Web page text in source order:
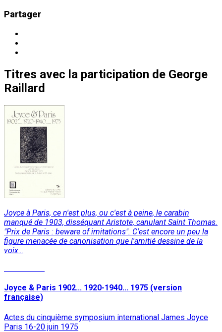
Partager
Titres avec la participation de George
Raillard
Joyce à Paris, ce n'est plus, ou c'est à peine, le carabin
manqué de 1903, disséquant Aristote, canulant Saint Thomas.
"Prix de Paris : beware of imitations". C'est encore un peu la
figure menacée de canonisation que l'amitié dessine de la
voix…
Joyce & Paris 1902... 1920-1940... 1975 (version
française)
Actes du cinquième symposium international James Joyce
Paris 16-20 juin 1975